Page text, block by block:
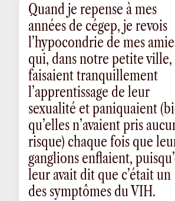
Quand je repense à mes
années de cégep, je revois
l’hypocondrie de mes
qui, dans notre petite ville,
faisaient tranquillement
l’apprentissage de leur
sexualité et paniquaient
qu’elles n’avaient pris
risque) chaque fois que
ganglions enflaient,
leur avait dit que c’était un
des symptômes du VIH.